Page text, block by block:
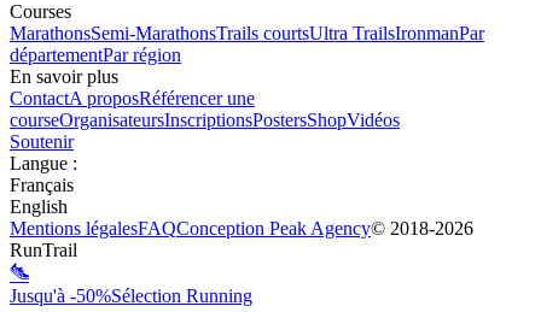
Courses
MarathonsSemi-MarathonsTrails courtsUltra TrailsIronmanPar
départementPar région
En savoir plus
ContactA proposRéférencer une
courseOrganisateursInscriptionsPostersShopVidéos
Soutenir
Langue :
Français
English
Mentions légalesFAQConception Peak Agency© 2018-2026
RunTrail
Jusqu'à -50%Sélection Running